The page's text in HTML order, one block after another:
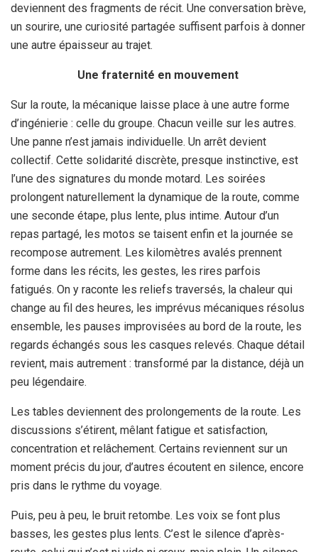
deviennent des fragments de récit. Une conversation brève,
un sourire, une curiosité partagée suffisent parfois à donner
une autre épaisseur au trajet.
Une fraternité en mouvement
Sur la route, la mécanique laisse place à une autre forme
d’ingénierie : celle du groupe. Chacun veille sur les autres.
Une panne n’est jamais individuelle. Un arrêt devient
collectif. Cette solidarité discrète, presque instinctive, est
l’une des signatures du monde motard. Les soirées
prolongent naturellement la dynamique de la route, comme
une seconde étape, plus lente, plus intime. Autour d’un
repas partagé, les motos se taisent enfin et la journée se
recompose autrement. Les kilomètres avalés prennent
forme dans les récits, les gestes, les rires parfois
fatigués. On y raconte les reliefs traversés, la chaleur qui
change au fil des heures, les imprévus mécaniques résolus
ensemble, les pauses improvisées au bord de la route, les
regards échangés sous les casques relevés. Chaque détail
revient, mais autrement : transformé par la distance, déjà un
peu légendaire.
Les tables deviennent des prolongements de la route. Les
discussions s’étirent, mêlant fatigue et satisfaction,
concentration et relâchement. Certains reviennent sur un
moment précis du jour, d’autres écoutent en silence, encore
pris dans le rythme du voyage.
Puis, peu à peu, le bruit retombe. Les voix se font plus
basses, les gestes plus lents. C’est le silence d’après-